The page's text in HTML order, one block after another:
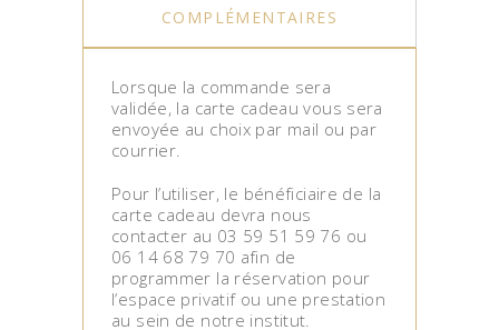
COMPLÉMENTAIRES
Lorsque la commande sera
validée, la carte cadeau vous sera
envoyée au choix par mail ou par
courrier.
Pour l’utiliser, le bénéficiaire de la
carte cadeau devra nous
contacter au 03 59 51 59 76 ou
06 14 68 79 70 afin de
programmer la réservation pour
l’espace privatif ou une prestation
au sein de notre institut.